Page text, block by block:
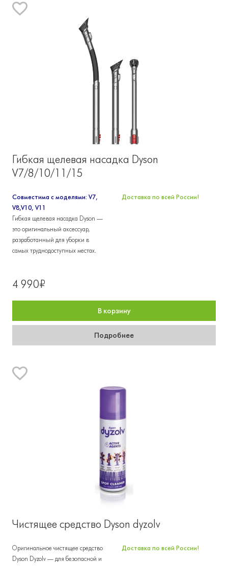
Гибкая щелевая насадка Dyson
V7/8/10/11/15
Совместима с моделями: V7,
V8,V10, V11
Гибкая щелевая насадка Dyson —
это оригинальный аксессуар,
разработанный для уборки в
самых труднодоступных местах.
Доставка по всей России!
4 990₽
В корзину
Подробнее
Чистящее средство Dyson dyzolv
Оригинальное чистящее средство
Dyson Dyzolv — для безопасной и
Доставка по всей России!